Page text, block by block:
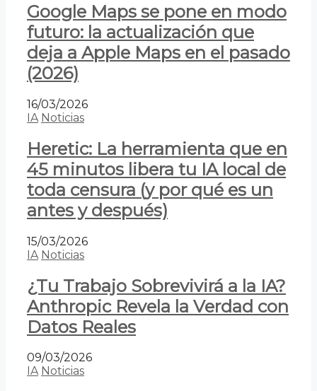
Google Maps se pone en modo
futuro: la actualización que
deja a Apple Maps en el pasado
(2026)
16/03/2026
IA Noticias
Heretic: La herramienta que en
45 minutos libera tu IA local de
toda censura (y por qué es un
antes y después)
15/03/2026
IA Noticias
¿Tu Trabajo Sobrevivirá a la IA?
Anthropic Revela la Verdad con
Datos Reales
09/03/2026
IA Noticias